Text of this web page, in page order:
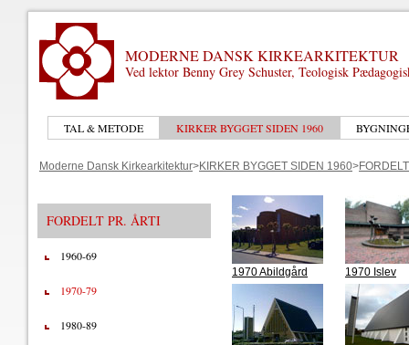
MODERNE DANSK KIRKEARKITEKTUR
Ved lektor Benny Grey Schuster, Teologisk
TAL & METODE KIRKER BYGGET SIDEN 1960
Moderne Dansk Kirkearkitektur>KIRKER BYGGET SIDEN 1960>
FORDELT PR. ÅRTI
1960-69
1970-79
1980-89
1970 Abildgård 1970 Islev